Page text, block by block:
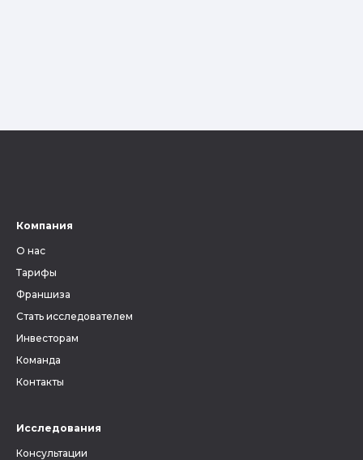
Компания
О нас
Тарифы
Франшиза
Стать исследователем
Инвесторам
Команда
Контакты
Исследования
Консультации